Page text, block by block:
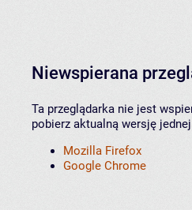
Niewspierana
Ta przeglądarka nie jest
pobierz aktualną wersję
Mozilla Firefox
Google Chrome